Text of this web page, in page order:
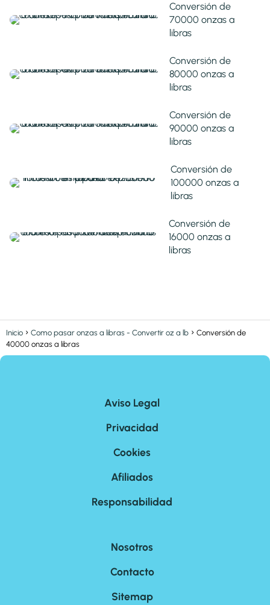
Conversión de
70000 onzas a
libras
Conversión de
80000 onzas a
libras
Conversión de
90000 onzas a
libras
Conversión de
100000 onzas a
libras
Conversión de
16000 onzas a
libras
Inicio Como pasar onzas a libras - Convertir oz a lb
Conversión de
40000 onzas a libras
Aviso Legal
Privacidad
Cookies
Afiliados
Responsabilidad
Nosotros
Contacto
Sitemap